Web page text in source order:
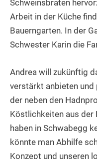
Schweinsbraten
Arbeit in der Küche
Bauerngarten. In der
Schwester Karin die
Andrea will zukünftig
verstärkt anbieten und
der neben den
Köstlichkeiten aus der
haben in Schwabegg
könnte man Abhilfe
Konzept und unseren